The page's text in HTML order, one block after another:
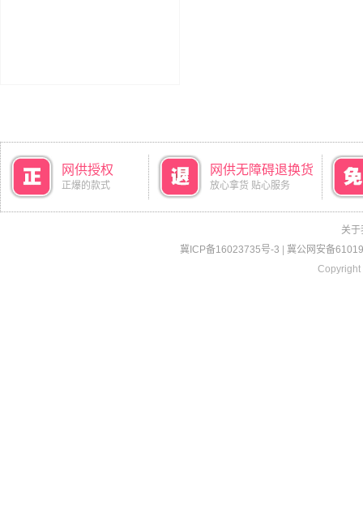
网供授权
正爆的款式
网供无障碍退换货
放心拿货 贴心服务
关于
冀ICP备16023735号-3
冀公网安备